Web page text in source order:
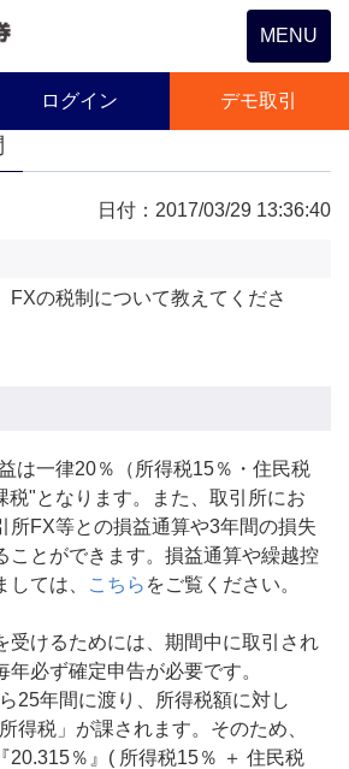
Toggle
navigation
MENU
ログイン デモ取引
日付：2017/03/29 13:36:40
FXの税制について教えてくださ
は一律20％（所得税15％・住民税
税"となります。また、取引所にお
所FX等との損益通算や3年間の損失
ことができます。損益通算や繰越控
ては、
こちら をご覧ください。
受けるためには、期間中に取引され
年必ず確定申告が必要です。
25年間に渡り、所得税額に対し
得税」が課されます。そのため、
20.315％』( 所得税15％ ＋ 住民税